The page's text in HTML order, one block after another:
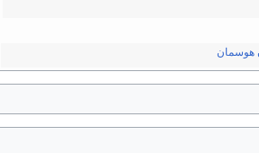
هوسمان